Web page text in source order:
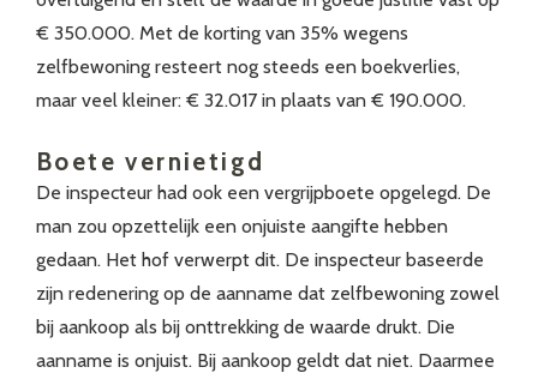
€ 350.000. Met de korting van 35% wegens
zelfbewoning resteert nog steeds een boekverlies,
maar veel kleiner: € 32.017 in plaats van € 190.000.
Boete vernietigd
De inspecteur had ook een vergrijpboete opgelegd. De
man zou opzettelijk een onjuiste aangifte hebben
gedaan. Het hof verwerpt dit. De inspecteur baseerde
zijn redenering op de aanname dat zelfbewoning zowel
bij aankoop als bij onttrekking de waarde drukt. Die
aanname is onjuist. Bij aankoop geldt dat niet. Daarmee